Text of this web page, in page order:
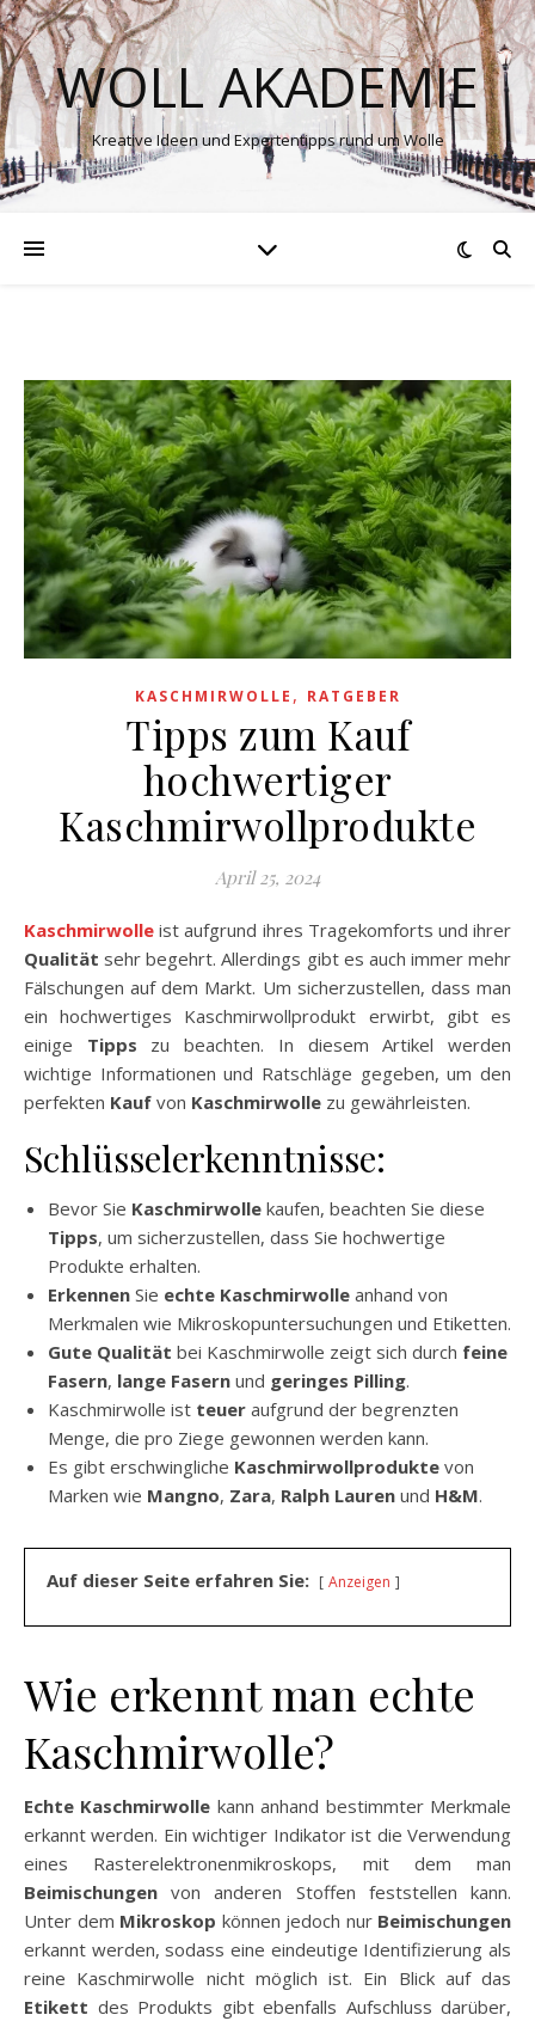
WOLL AKADEMIE
Kreative Ideen und Expertentipps rund um Wolle
KASCHMIRWOLLE , RATGEBER
Tipps zum Kauf
hochwertiger
Kaschmirwollprodukte
April 25, 2024
Kaschmirwolle ist aufgrund ihres Tragekomforts und ihrer
Qualität sehr begehrt. Allerdings gibt es auch immer mehr
Fälschungen auf dem Markt. Um sicherzustellen, dass man
ein hochwertiges Kaschmirwollprodukt erwirbt, gibt es
einige Tipps zu beachten. In diesem Artikel werden
wichtige Informationen und Ratschläge gegeben, um den
perfekten Kauf von Kaschmirwolle zu gewährleisten.
Schlüsselerkenntnisse:
Bevor Sie Kaschmirwolle kaufen, beachten Sie diese
Tipps, um sicherzustellen, dass Sie hochwertige
Produkte erhalten.
Erkennen Sie echte Kaschmirwolle anhand von
Merkmalen wie Mikroskopuntersuchungen und Etiketten.
Gute Qualität bei Kaschmirwolle zeigt sich durch feine
Fasern, lange Fasern und geringes Pilling.
Kaschmirwolle ist teuer aufgrund der begrenzten
Menge, die pro Ziege gewonnen werden kann.
Es gibt erschwingliche Kaschmirwollprodukte von
Marken wie Mangno, Zara, Ralph Lauren und H&M.
Auf dieser Seite erfahren Sie: Anzeigen
Wie erkennt man echte
Kaschmirwolle?
Echte Kaschmirwolle kann anhand bestimmter Merkmale
erkannt werden. Ein wichtiger Indikator ist die Verwendung
eines Rasterelektronenmikroskops, mit dem man
Beimischungen von anderen Stoffen feststellen kann.
Unter dem Mikroskop können jedoch nur Beimischungen
erkannt werden, sodass eine eindeutige Identifizierung als
reine Kaschmirwolle nicht möglich ist. Ein Blick auf das
Etikett des Produkts gibt ebenfalls Aufschluss darüber,